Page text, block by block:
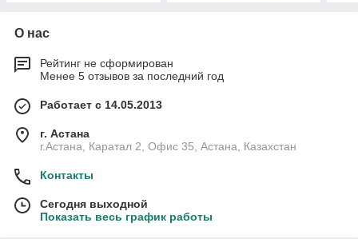
О нас
Рейтинг не сформирован
Менее 5 отзывов за последний год
Работает с 14.05.2013
г. Астана
г.Астана, Каратал 2, Офис 35, Астана, Казахстан
Контакты
Сегодня выходной
Показать весь график работы